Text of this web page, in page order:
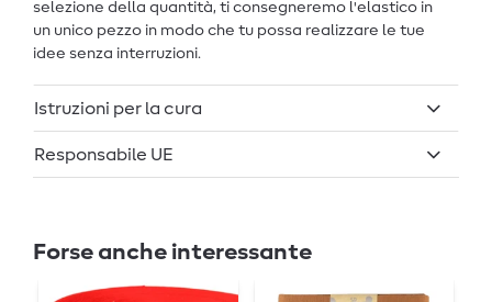
selezione della quantità, ti consegneremo l'elastico in
un unico pezzo in modo che tu possa realizzare le tue
idee senza interruzioni.
Istruzioni per la cura
Responsabile UE
Forse anche interessante